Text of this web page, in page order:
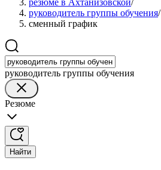
резюме в Ахтанизовской/
руководитель группы обучения/
сменный график
руководитель группы обучения
Резюме
Найти